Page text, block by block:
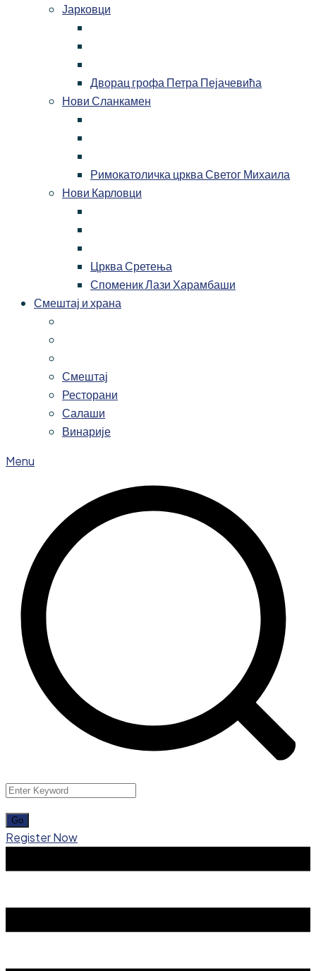
Јарковци
Дворац грофа Петра Пејачевића
Нови Сланкамен
Римокатоличка црква Светог Михаила
Нови Карловци
Црква Сретења
Споменик Лази Харамбаши
Смештај и храна
Смештај
Ресторани
Салаши
Винарије
Menu
Register Now